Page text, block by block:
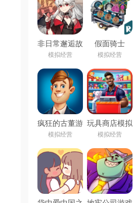
非日常邂逅故
事官方版
模拟经营
假面骑士
OOO模拟器
豪华版
模拟经营
疯狂的古董游
戏
模拟经营
玩具商店模拟
器7723
模拟经营